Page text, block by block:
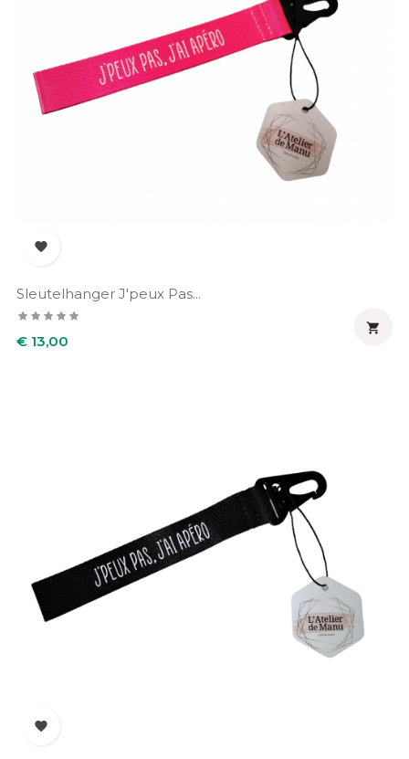

Sleutelhanger J'peux Pas...
Prijs
€ 13,00

